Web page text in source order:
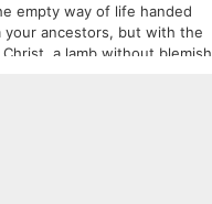
empty way of life handed
ancestors, but with the
a lamb without blemish